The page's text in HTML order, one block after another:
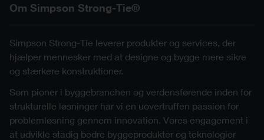
Om Simpson Strong-Tie®
Simpson Strong-Tie leverer produkter og services, der
hjælper mennesker med at designe og bygge mere sikre
og stærkere konstruktioner.
Som pioner i byggebranchen og verdensførende inden for
strukturelle løsninger har vi en uovertruffen passion for
problemløsning gennem innovation. Vores engagement i
at udvikle stadig bedre byggeprodukter og teknologier